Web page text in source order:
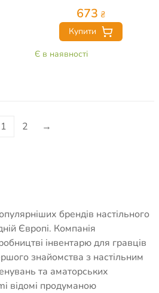
673 ₴
Купити
Є в наявності
1 2 →
брендів настільного
Європі. Компанія
інвентарю для гравців
знайомства з настільним
та аматорських
відомі продуманою